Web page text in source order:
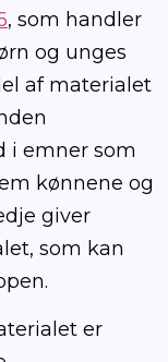
, som handler
og unges
af materialet
i emner som
kønnene og
giver
som kan
er